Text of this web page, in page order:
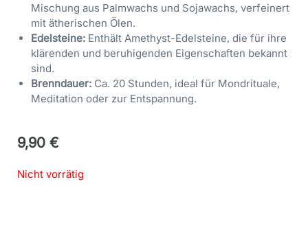
Mischung aus Palmwachs und Sojawachs, verfeinert
mit ätherischen Ölen.
Edelsteine: Enthält Amethyst-Edelsteine, die für ihre
klärenden und beruhigenden Eigenschaften bekannt
sind.
Brenndauer: Ca. 20 Stunden, ideal für Mondrituale,
Meditation oder zur Entspannung.
9,90 €
Nicht vorrätig